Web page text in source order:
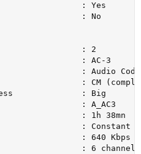
: Yes
: No
: 2
: AC-3
: Audio
: CM
: Big
: A_AC3
: 1h 38mn
: Constant
: 640 Kbps
: 6 channels